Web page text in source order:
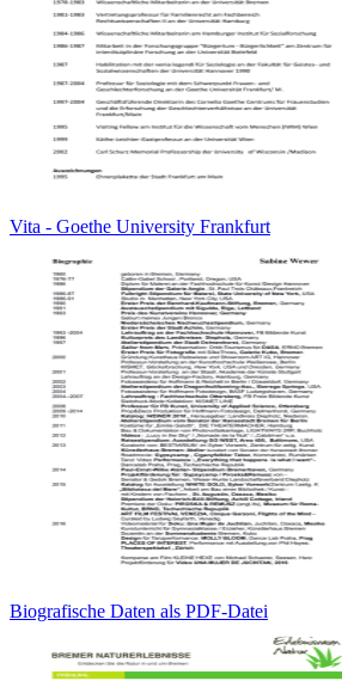
Vita - Goethe University Frankfurt
Biografische Daten als PDF-Datei